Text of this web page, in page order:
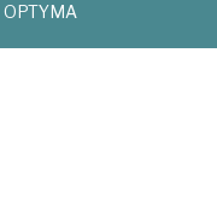
OPTYMA